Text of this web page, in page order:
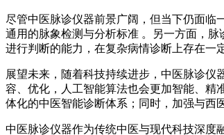
尽管中医脉诊仪器前景广阔，但当下仍面临
通用的脉象检测与分析标准 。另一方面，
进行判断的能力，在复杂病情诊断上存在一
展望未来，随着科技持续进步，中医脉诊
容、优化，人工智能算法也会更加智能、精
体化的中医智能诊断体系；同时，加强与西
中医脉诊仪器作为传统中医与现代科技深度